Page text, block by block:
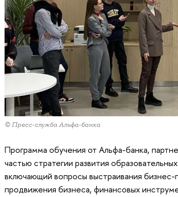
© Пресс-служба Альфа-банка
Программа обучения от Альфа-банка,
частью стратегии развития
включающий вопросы выстраивания
продвижения бизнеса, финансовых